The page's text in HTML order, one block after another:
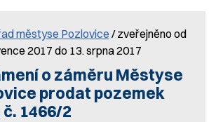
městyse Pozlovice / zveřejněno od
2017 do 13. srpna 2017
o záměru Městyse
prodat pozemek
1466/2